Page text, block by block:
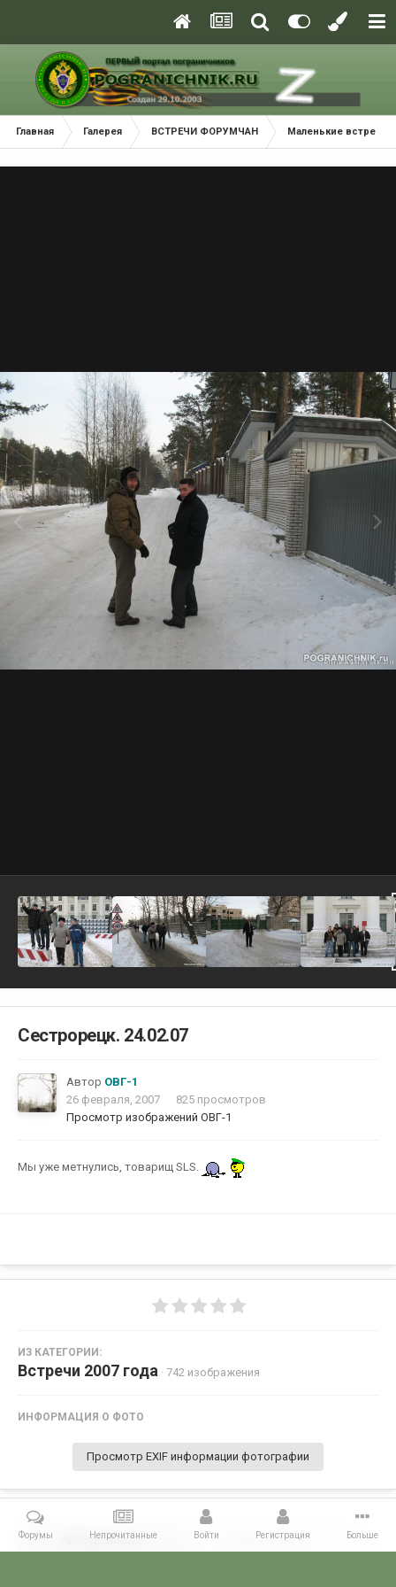
Главная Галерея ВСТРЕЧИ ФОРУМЧАН Маленькие встречи
Сестрорецк. 24.02.07
Автор ОВГ-1
26 февраля, 2007
825 просмотров
Просмотр изображений ОВГ-1
Мы уже метнулись, товарищ SLS.
ИЗ КАТЕГОРИИ:
Встречи 2007 года · 742 изображения
ИНФОРМАЦИЯ О ФОТО
Просмотр EXIF информации фотографии
Поделиться Подписчики 0
Форумы Непрочитанные Войти Регистрация Больше